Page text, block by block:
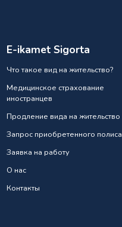
E-ikamet Sigorta
Что такое вид на жительство?
Медицинское страхование
иностранцев
Продление вида на жительство
Запрос приобретенного полиса
Заявка на работу
О нас
Контакты